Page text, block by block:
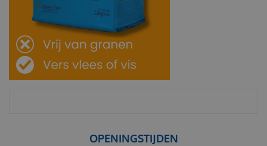
OPENINGSTIJDEN